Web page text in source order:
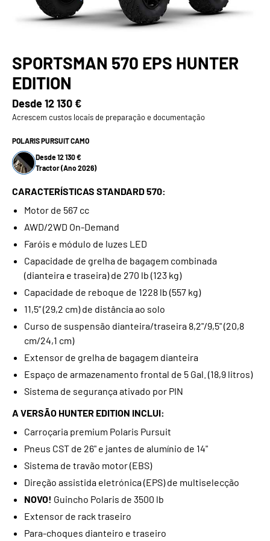
SPORTSMAN 570 EPS HUNTER
EDITION
Desde12 130 €
Acrescem custos locais de preparação e documentação
POLARIS PURSUIT CAMO
Desde 12 130 €
Tractor (Ano 2026)
CARACTERÍSTICAS STANDARD 570:
Motor de 567 cc
AWD/2WD On-Demand
Faróis e módulo de luzes LED
Capacidade de grelha de bagagem combinada
(dianteira e traseira) de 270 lb (123 kg)
Capacidade de reboque de 1228 lb (557 kg)
11,5” (29,2 cm) de distância ao solo
Curso de suspensão dianteira/traseira 8,2"/9,5" (20,8
cm/24,1 cm)
Extensor de grelha de bagagem dianteira
Espaço de armazenamento frontal de 5 Gal. (18,9 litros)
Sistema de segurança ativado por PIN
A VERSÃO HUNTER EDITION INCLUI:
Carroçaria premium Polaris Pursuit
Pneus CST de 26" e jantes de alumínio de 14"
Sistema de travão motor (EBS)
Direção assistida eletrónica (EPS) de multiselecção
NOVO! Guincho Polaris de 3500 lb
Extensor de rack traseiro
Para-choques dianteiro e traseiro